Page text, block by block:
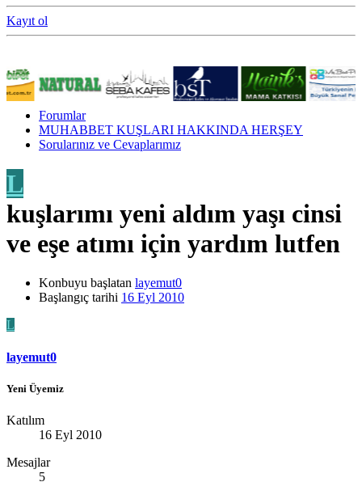
Kayıt ol
Forumlar
MUHABBET KUŞLARI HAKKINDA HERŞEY
Sorularınız ve Cevaplarımız
L
kuşlarımı yeni aldım yaşı cinsi
ve eşe atımı için yardım lutfen
Konbuyu başlatan layemut0
Başlangıç tarihi 16 Eyl 2010
L
layemut0
Yeni Üyemiz
Katılım
16 Eyl 2010
Mesajlar
5